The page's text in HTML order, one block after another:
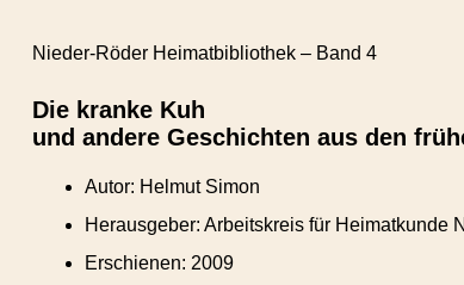
Nieder-Röder Heimatbibliothek – Band 4
Die kranke Kuh
und andere Geschichten aus den
Autor: Helmut Simon
Herausgeber: Arbeitskreis für Heimatkunde
Erschienen: 2009